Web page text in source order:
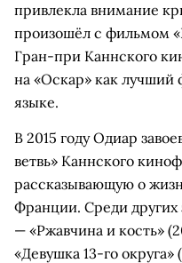
привлекла внимание
произошёл с фильмом
Гран-при Каннского
на «Оскар» как
языке.
В 2015 году Одиар
ветвь» Каннского
рассказывающую о
Франции. Среди
— «Ржавчина и кость»
«Девушка 13-го